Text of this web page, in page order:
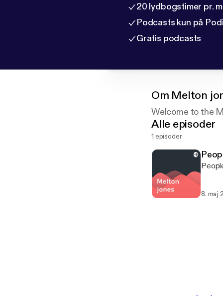
20 lydbogstimer pr.
Podcasts kun på
Gratis podcasts
Om Melton
Welcome to the
Alle episoder
1 episoder
8. maj